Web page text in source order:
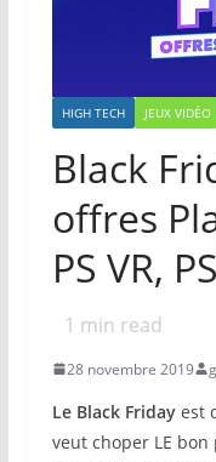
HIGH TECH JEUX VIDÉO
Black
offres
PS VR,
1 min read
28 novembre 2019
Le Black Fridayest
veut choper LE bon